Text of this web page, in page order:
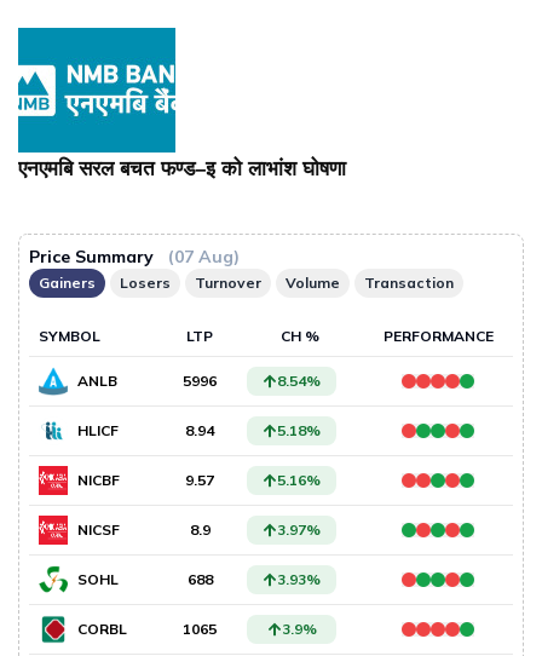
एनएमबि सरल बचत फण्ड–इ को लाभांश घोषणा